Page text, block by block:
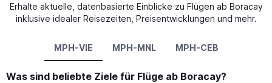
Erhalte aktuelle, datenbasierte Einblicke zu Flügen ab Boracay
inklusive idealer Reisezeiten, Preisentwicklungen und mehr.
MPH-VIE MPH-MNL MPH-CEB
Was sind beliebte Ziele für Flüge ab Boracay?